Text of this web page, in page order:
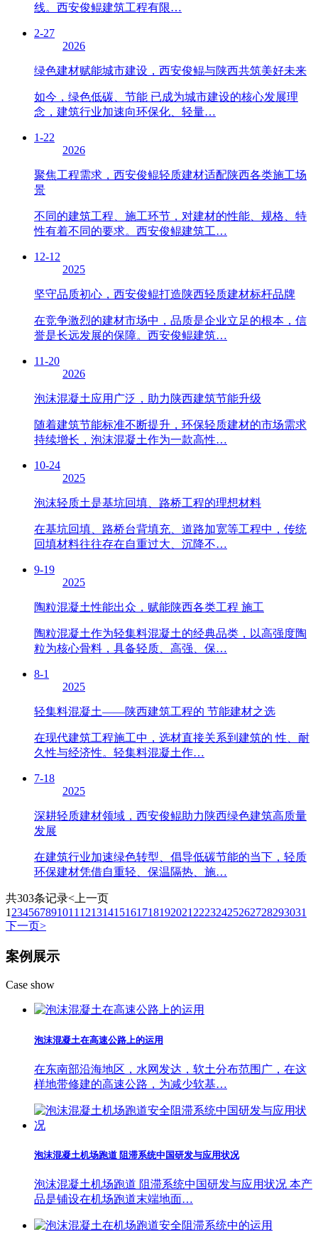
线。西安俊鲲建筑工程有限…
2-27
2026
绿色建材赋能城市建设，西安俊鲲与陕西共筑美好未来
如今，绿色低碳、节能 已成为城市建设的核心发展理
念，建筑行业加速向环保化、轻量…
1-22
2026
聚焦工程需求，西安俊鲲轻质建材适配陕西各类施工场
景
不同的建筑工程、施工环节，对建材的性能、规格、特
性有着不同的要求。西安俊鲲建筑工…
12-12
2025
坚守品质初心，西安俊鲲打造陕西轻质建材标杆品牌
在竞争激烈的建材市场中，品质是企业立足的根本，信
誉是长远发展的保障。西安俊鲲建筑…
11-20
2026
泡沫混凝土应用广泛，助力陕西建筑节能升级
随着建筑节能标准不断提升，环保轻质建材的市场需求
持续增长，泡沫混凝土作为一款高性…
10-24
2025
泡沫轻质土是基坑回填、路桥工程的理想材料
在基坑回填、路桥台背填充、道路加宽等工程中，传统
回填材料往往存在自重过大、沉降不…
9-19
2025
陶粒混凝土性能出众，赋能陕西各类工程 施工
陶粒混凝土作为轻集料混凝土的经典品类，以高强度陶
粒为核心骨料，具备轻质、高强、保…
8-1
2025
轻集料混凝土——陕西建筑工程的 节能建材之选
在现代建筑工程施工中，选材直接关系到建筑的 性、耐
久性与经济性。轻集料混凝土作…
7-18
2025
深耕轻质建材领域，西安俊鲲助力陕西绿色建筑高质量
发展
在建筑行业加速绿色转型、倡导低碳节能的当下，轻质
环保建材凭借自重轻、保温隔热、施…
共303条记录<上一页
1 234567891011 12131415161718192021 22232425262728293031
下一页>
案例展示
Case show
泡沫混凝土在高速公路上的运用
在东南部沿海地区，水网发达，软土分布范围广，在这
样地带修建的高速公路，为减少软基…
泡沫混凝土机场跑道 阻滞系统中国研发与应用状况
泡沫混凝土机场跑道 阻滞系统中国研发与应用状况 本产
品是铺设在机场跑道末端地面…